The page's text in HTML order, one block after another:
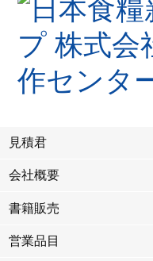
見積君
会社概要
書籍販売
営業品目